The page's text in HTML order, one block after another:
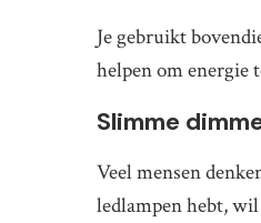
Je gebruikt
helpen om energie
Slimme
Veel mensen
ledlampen hebt,